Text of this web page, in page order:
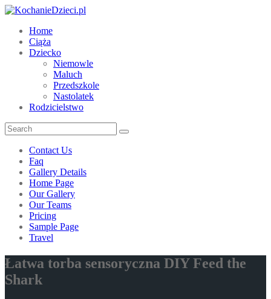
Home
Ciąża
Dziecko
Niemowle
Maluch
Przedszkole
Nastolatek
Rodzicielstwo
Contact Us
Faq
Gallery Details
Home Page
Our Gallery
Our Teams
Pricing
Sample Page
Travel
Łatwa torba sensoryczna DIY Feed the
Shark